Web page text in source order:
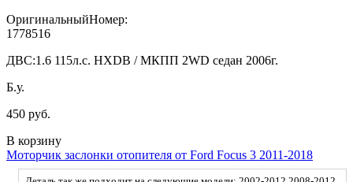
ОригинальныйНомер:
1778516
ДВС:1.6 115л.с. HXDB / МКПП 2WD седан 2006г.
Б.у.
450 руб.
В корзину
Моторчик заслонки отопителя от Ford Focus 3 2011-2018